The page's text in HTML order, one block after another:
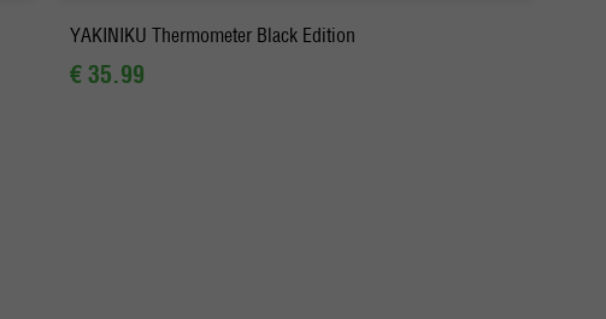
YAKINIKU Thermometer Black Edition
€ 35.99